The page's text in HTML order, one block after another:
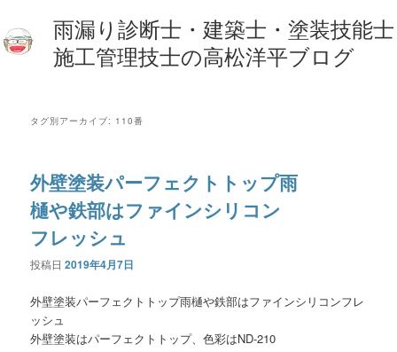
雨漏り診断士・建築士・塗装技能士
施工管理技士の高松洋平ブログ
タグ別アーカイブ: 110番
外壁塗装パーフェクトトップ雨
樋や鉄部はファインシリコン
フレッシュ
投稿日2019年4月7日
外壁塗装パーフェクトトップ雨樋や鉄部はファインシリコンフレ
ッシュ
外壁塗装はパーフェクトトップ、色彩はND-210